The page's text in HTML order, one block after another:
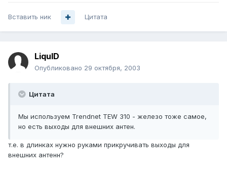
Вставить ник Цитата
LiquID
Опубликовано 29 октября, 2003
Цитата
Мы используем Trendnet TEW 310 - железо тоже самое,
но есть выходы для внешних антен.
т.е. в длинках нужно руками прикручивать выходы для
внешних антенн?